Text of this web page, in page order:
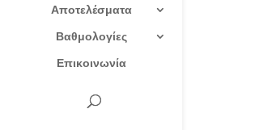
Αποτελέσματα
Βαθμολογίες
Επικοινωνία